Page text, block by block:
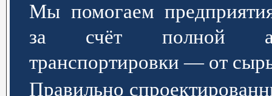
Мы помогаем
за счёт полной
транспортировки — от
Правильно